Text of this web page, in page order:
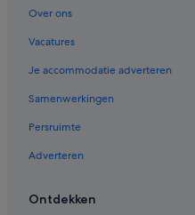
Over ons
Vacatures
Je accommodatie adverteren
Samenwerkingen
Persruimte
Adverteren
Ontdekken